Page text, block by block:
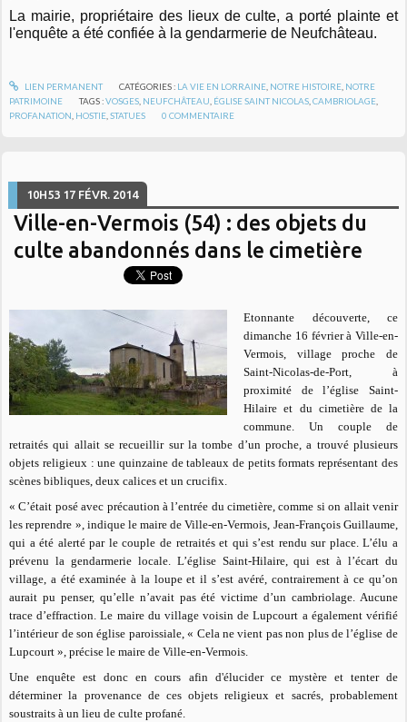
La mairie, propriétaire des lieux de culte, a porté plainte et
l'enquête a été confiée à la gendarmerie de Neufchâteau.
LIEN PERMANENT CATÉGORIES : LA VIE EN LORRAINE, NOTRE HISTOIRE, NOTRE
PATRIMOINE
TAGS :VOSGES NEUFCHÂTEAU ÉGLISE SAINT NICOLAS ,CAMBRIOLAGE
PROFANATION HOSTIE ,STATUES 0 COMMENTAIRE
10H53 17 FÉVR. 2014
Ville-en-Vermois (54) : des objets du
culte abandonnés dans le cimetière
Etonnante découverte, ce
dimanche 16 février à Ville-en-
Vermois, village proche de
Saint-Nicolas-de-Port, à
proximité de l’église Saint-
Hilaire et du cimetière de la
commune. Un couple de
retraités qui allait se recueillir sur la tombe d’un proche, a trouvé plusieurs
objets religieux : une quinzaine de tableaux de petits formats représentant des
scènes bibliques, deux calices et un crucifix.
« C’était posé avec précaution à l’entrée du cimetière, comme si on allait venir
les reprendre », indique le maire de Ville-en-Vermois, Jean-François Guillaume,
qui a été alerté par le couple de retraités et qui s’est rendu sur place. L’élu a
prévenu la gendarmerie locale. L’église Saint-Hilaire, qui est à l’écart du
village, a été examinée à la loupe et il s’est avéré, contrairement à ce qu’on
aurait pu penser, qu’elle n’avait pas été victime d’un cambriolage. Aucune
trace d’effraction. Le maire du village voisin de Lupcourt a également vérifié
l’intérieur de son église paroissiale, « Cela ne vient pas non plus de l’église de
Lupcourt », précise le maire de Ville-en-Vermois.
Une enquête est donc en cours afin d'élucider ce mystère et tenter de
déterminer la provenance de ces objets religieux et sacrés, probablement
soustraits à un lieu de culte profané.